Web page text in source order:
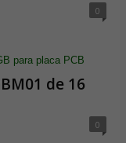
0
de 16
0